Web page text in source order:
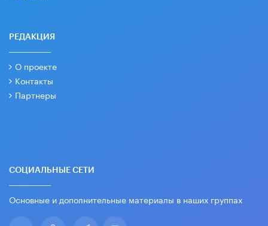
РЕДАКЦИЯ
О проекте
Контакты
Партнеры
СОЦИАЛЬНЫЕ СЕТИ
Основные и дополнительные материалы в наших группах